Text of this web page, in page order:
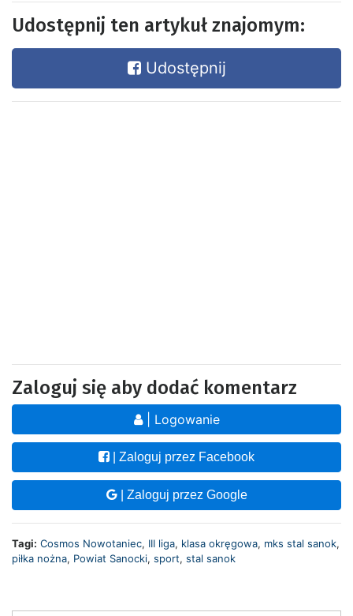
Udostępnij ten artykuł znajomym:
Udostępnij
Zaloguj się aby dodać komentarz
| Logowanie
| Zaloguj przez Facebook
| Zaloguj przez Google
Tagi: Cosmos Nowotaniec, III liga, klasa okręgowa, mks stal sanok,
piłka nożna, Powiat Sanocki, sport, stal sanok